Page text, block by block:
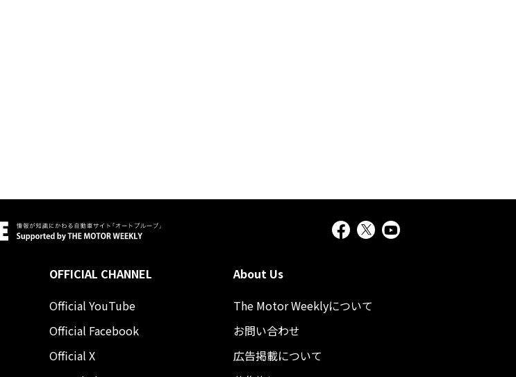
OFFICIAL CHANNEL
Official YouTube
Official Facebook
Official X
About Us
The Motor Weeklyについて
お問い合わせ
広告掲載について